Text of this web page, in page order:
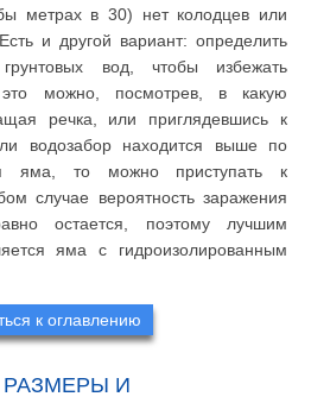
метрах в 30) нет колодцев или
и другой вариант: определить
вод, чтобы избежать
можно, посмотрев, в какую
речка, или приглядевшись к
водозабор находится выше по
яма, то можно приступать к
случае вероятность заражения
остается, поэтому лучшим
яма с гидроизолированным
к оглавлению
И